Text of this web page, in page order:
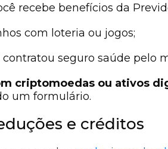
recebe benefícios da
com loteria ou jogos;
contratou seguro saúde pelo
criptomoedas ou ativos
um formulário.
e créditos